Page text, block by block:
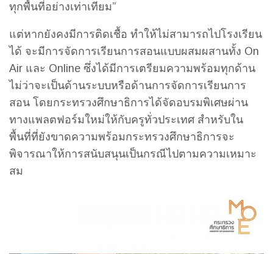
ทุกพื้นที่อย่างเท่าเทียม”
แต่หากยังคงมีการติดเชื้อ ทำให้ไม่สามารถไปโรงเรียน
ได้ จะมีการจัดการเรียนการสอนแบบผสมผสานทั้ง On
Air และ Online ซึ่งได้มีการเตรียมความพร้อมทุกด้าน
ไม่ว่าจะเป็นด้านระบบหรือด้านการจัดการเรียนการ
สอน โดยกระทรวงศึกษาธิการได้จัดอบรมพิเศษผ่าน
ทางแพลตฟอร์มใหม่ให้กับครูทั่วประเทศ สำหรับใน
พื้นที่ที่ยังขาดความพร้อมกระทรวงศึกษาธิการจะ
พิจารณาให้การสนับสนุนเป็นกรณีไปตามความเหมาะ
สม